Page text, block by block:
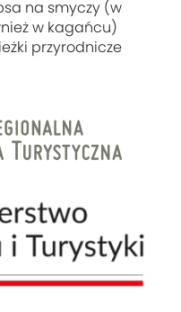
na smyczy (w
w kagańcu)
przyrodnicze